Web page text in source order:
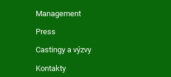
Management
Press
Castingy a výzvy
Kontakty